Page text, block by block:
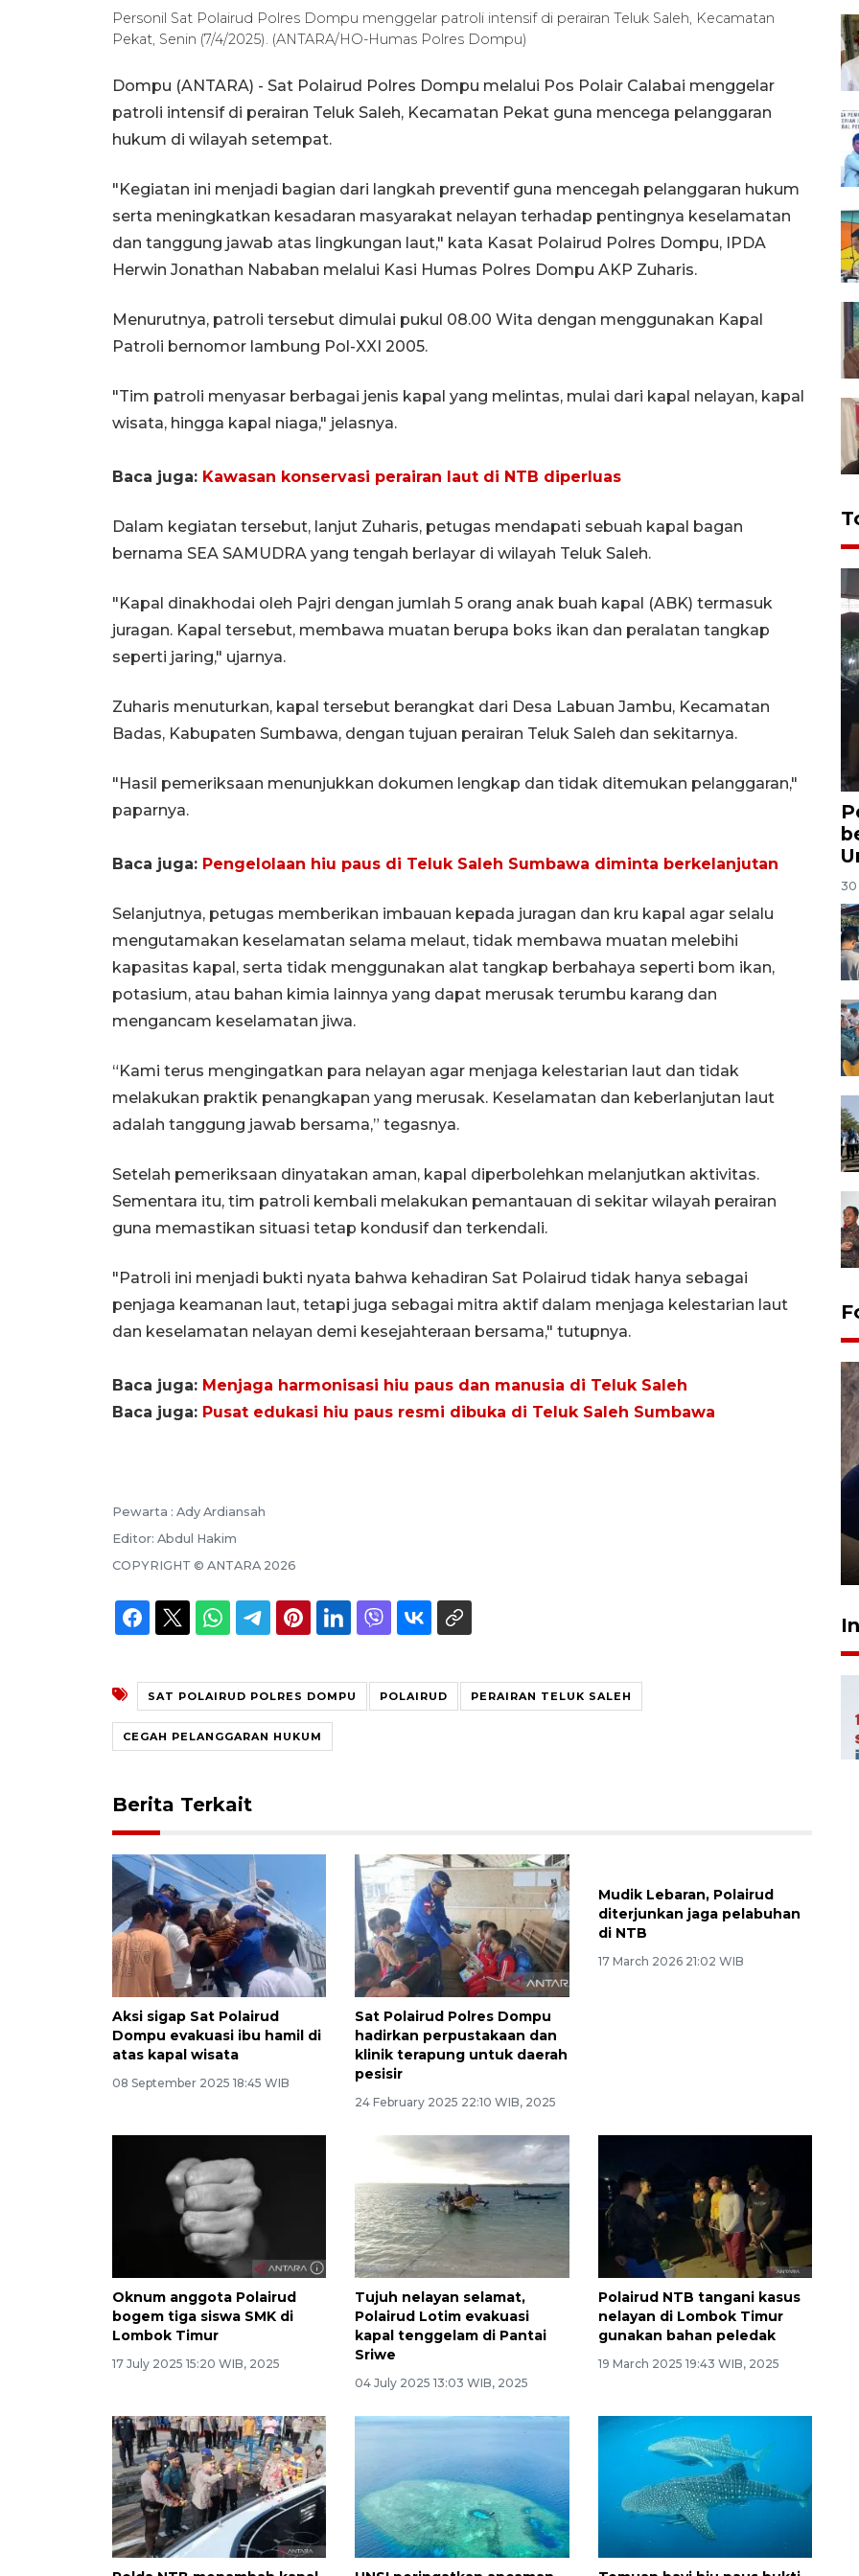
Personil Sat Polairud Polres Dompu menggelar patroli intensif di perairan Teluk Saleh, Kecamatan
Pekat, Senin (7/4/2025). (ANTARA/HO-Humas Polres Dompu)
Dompu (ANTARA) - Sat Polairud Polres Dompu melalui Pos Polair Calabai menggelar
patroli intensif di perairan Teluk Saleh, Kecamatan Pekat guna mencega pelanggaran
hukum di wilayah setempat.
"Kegiatan ini menjadi bagian dari langkah preventif guna mencegah pelanggaran hukum
serta meningkatkan kesadaran masyarakat nelayan terhadap pentingnya keselamatan
dan tanggung jawab atas lingkungan laut," kata Kasat Polairud Polres Dompu, IPDA
Herwin Jonathan Nababan melalui Kasi Humas Polres Dompu AKP Zuharis.
Menurutnya, patroli tersebut dimulai pukul 08.00 Wita dengan menggunakan Kapal
Patroli bernomor lambung Pol-XXI 2005.
"Tim patroli menyasar berbagai jenis kapal yang melintas, mulai dari kapal nelayan, kapal
wisata, hingga kapal niaga," jelasnya.
Baca juga: Kawasan konservasi perairan laut di NTB diperluas
Dalam kegiatan tersebut, lanjut Zuharis, petugas mendapati sebuah kapal bagan
bernama SEA SAMUDRA yang tengah berlayar di wilayah Teluk Saleh.
"Kapal dinakhodai oleh Pajri dengan jumlah 5 orang anak buah kapal (ABK) termasuk
juragan. Kapal tersebut, membawa muatan berupa boks ikan dan peralatan tangkap
seperti jaring," ujarnya.
Zuharis menuturkan, kapal tersebut berangkat dari Desa Labuan Jambu, Kecamatan
Badas, Kabupaten Sumbawa, dengan tujuan perairan Teluk Saleh dan sekitarnya.
"Hasil pemeriksaan menunjukkan dokumen lengkap dan tidak ditemukan pelanggaran,"
paparnya.
Baca juga: Pengelolaan hiu paus di Teluk Saleh Sumbawa diminta berkelanjutan
Selanjutnya, petugas memberikan imbauan kepada juragan dan kru kapal agar selalu
mengutamakan keselamatan selama melaut, tidak membawa muatan melebihi
kapasitas kapal, serta tidak menggunakan alat tangkap berbahaya seperti bom ikan,
potasium, atau bahan kimia lainnya yang dapat merusak terumbu karang dan
mengancam keselamatan jiwa.
“Kami terus mengingatkan para nelayan agar menjaga kelestarian laut dan tidak
melakukan praktik penangkapan yang merusak. Keselamatan dan keberlanjutan laut
adalah tanggung jawab bersama,” tegasnya.
Setelah pemeriksaan dinyatakan aman, kapal diperbolehkan melanjutkan aktivitas.
Sementara itu, tim patroli kembali melakukan pemantauan di sekitar wilayah perairan
guna memastikan situasi tetap kondusif dan terkendali.
"Patroli ini menjadi bukti nyata bahwa kehadiran Sat Polairud tidak hanya sebagai
penjaga keamanan laut, tetapi juga sebagai mitra aktif dalam menjaga kelestarian laut
dan keselamatan nelayan demi kesejahteraan bersama," tutupnya.
Baca juga: Menjaga harmonisasi hiu paus dan manusia di Teluk Saleh
Baca juga: Pusat edukasi hiu paus resmi dibuka di Teluk Saleh Sumbawa
Pewarta : Ady Ardiansah
Editor: Abdul Hakim
COPYRIGHT © ANTARA 2026
SAT POLAIRUD POLRES DOMPU POLAIRUD PERAIRAN TELUK SALEH
CEGAH PELANGGARAN HUKUM
Berita Terkait
Aksi sigap Sat Polairud
Dompu evakuasi ibu hamil di
atas kapal wisata
08 September 2025 18:45 WIB
Sat Polairud Polres Dompu
hadirkan perpustakaan dan
klinik terapung untuk daerah
pesisir
24 February 2025 22:10 WIB, 2025
Oknum anggota Polairud
bogem tiga siswa SMK di
Lombok Timur
17 July 2025 15:20 WIB, 2025
Tujuh nelayan selamat,
Polairud Lotim evakuasi
kapal tenggelam di Pantai
Sriwe
04 July 2025 13:03 WIB, 2025
Polairud NTB tangani kasus
nelayan di Lombok Timur
gunakan bahan peledak
19 March 2025 19:43 WIB, 2025
30
Ekonomi triwulan II-2026
tumbuh 5,29 persen